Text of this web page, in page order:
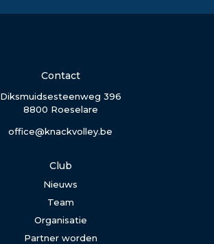
Contact
Diksmuidsesteenweg 396
8800 Roeselare
office@knackvolley.be
Club
Nieuws
Team
Organisatie
Partner worden